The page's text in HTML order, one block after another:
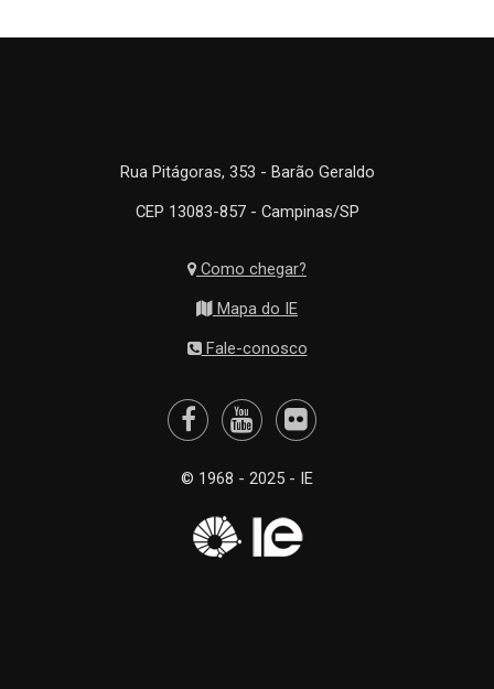
Rua Pitágoras, 353 - Barão Geraldo
CEP 13083-857 - Campinas/SP
Como chegar?
Mapa do IE
Fale-conosco
© 1968 - 2025 - IE